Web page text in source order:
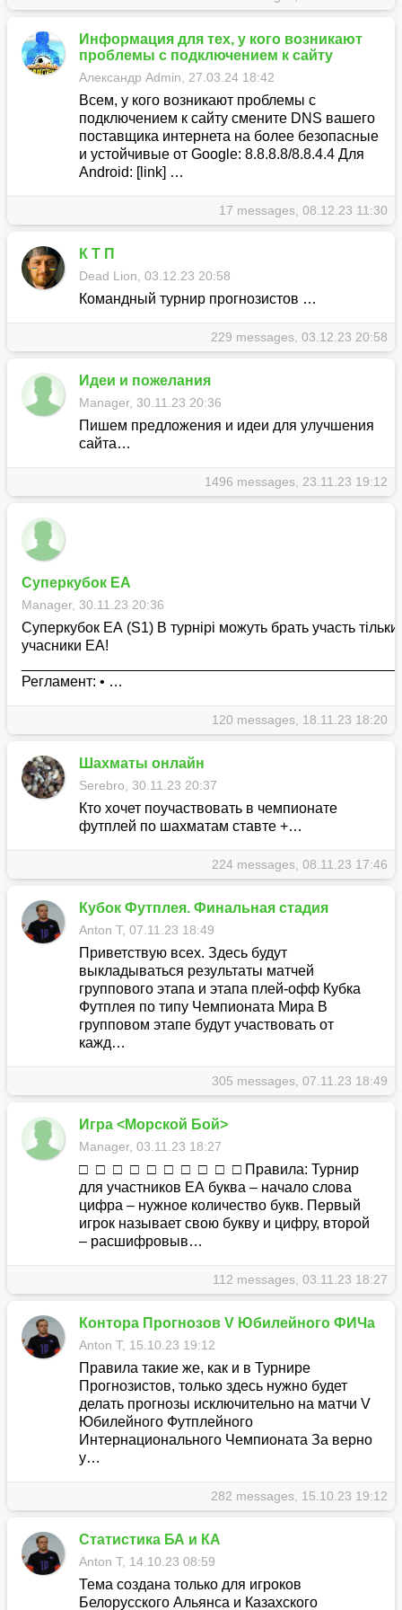
Информация для тех, у кого возникают
проблемы с подключением к сайту
Александр Admin, 27.03.24 18:42
Всем, у кого возникают проблемы с
подключением к сайту смените DNS вашего
поставщика интернета на более безопасные
и устойчивые от Google: 8.8.8.8/8.8.4.4 Для
Android: [link] …
17 messages, 08.12.23 11:30
К Т П
Dead Lion, 03.12.23 20:58
Командный турнир прогнозистов …
229 messages, 03.12.23 20:58
Идеи и пожелания
Manager, 30.11.23 20:36
Пишем предложения и идеи для улучшения
сайта…
1496 messages, 23.11.23 19:12
Суперкубок ЕА
Manager, 30.11.23 20:36
Суперкубок ЕА (S1) В турнірі можуть брать участь тільки
учасники ЕА!
Регламент: • …
120 messages, 18.11.23 18:20
Шахматы онлайн
Serebro, 30.11.23 20:37
Кто хочет поучаствовать в чемпионате
футплей по шахматам ставте +…
224 messages, 08.11.23 17:46
Кубок Футплея. Финальная стадия
Anton T, 07.11.23 18:49
Приветствую всех. Здесь будут
выкладываться результаты матчей
группового этапа и этапа плей-офф Кубка
Футплея по типу Чемпионата Мира В
групповом этапе будут участвовать от
кажд…
305 messages, 07.11.23 18:49
Игра <Морской Бой>
Manager, 03.11.23 18:27
□ □ □ □ □ □ □ □ □ □ Правила: Турнир
для участников ЕА буква – начало слова
цифра – нужное количество букв. Первый
игрок называет свою букву и цифру, второй
– расшифровыв…
112 messages, 03.11.23 18:27
Контора Прогнозов V Юбилейного ФИЧа
Anton T, 15.10.23 19:12
Правила такие же, как и в Турнире
Прогнозистов, только здесь нужно будет
делать прогнозы исключительно на матчи V
Юбилейного Футплейного
Интернационального Чемпионата За верно
у…
282 messages, 15.10.23 19:12
Статистика БА и КА
Anton T, 14.10.23 08:59
Тема создана только для игроков
Белорусского Альянса и Казахского